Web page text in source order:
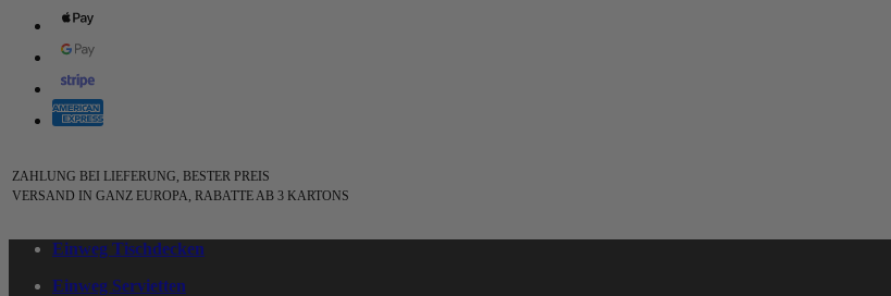
ZAHLUNG BEI LIEFERUNG, BESTER PREIS
VERSAND IN GANZ EUROPA, RABATTE AB 3 KARTONS
Einweg Tischdecken
Einweg Servietten